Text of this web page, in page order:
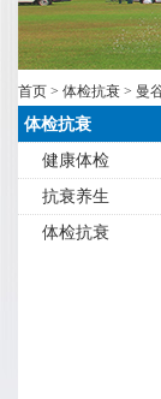
首页 > 体检抗衰 > 曼
体检抗衰
健康体检
抗衰养生
体检抗衰